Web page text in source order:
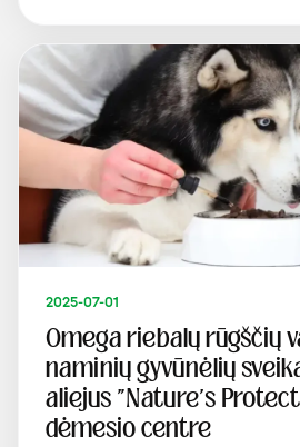
2025-07-01
Omega riebalų rūgščių
naminių gyvūnėlių
aliejus "Nature's
dėmesio centre